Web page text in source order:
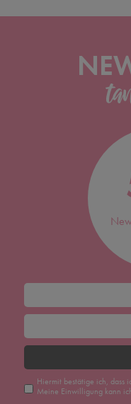
Hiermit bestätige ich, dass
Meine Einwilligung kann